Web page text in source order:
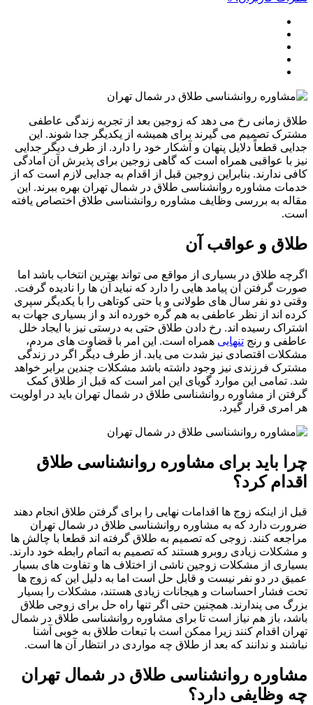
زمانی رخ می دهد که زوجین بعد از تجربه زندگی عاطفی
تصمیم می گیرند برای همیشه از یکدیگر جدا شوند. این
قطعاً دلایل پنهان و آشکار خود را دارد. از طرف دیگر جدایی
با عواقبی همراه است که گاهی زوجین برای پذیرش آن آمادگی
ندارند. بنابراین زوجین قبل از اقدام به جدایی لازم است که از
مشاوره روانشناسی طلاق در شمال تهران بهره ببرند. این
به بررسی وظایف مشاوره روانشناسی طلاق اختصاص یافته
و عواقب آن
طلاق در بسیاری از مواقع می تواند بهترین انتخاب باشد اما
گرفتن آن پیامد هایی را دارد که نباید آن ها را نادیده گرفت.
دو نفر سال های طولانی و یا حتی کوتاهی را با یکدیگر سپری
اند از نظر عاطفی به هم گره خورده اند و از بسیاری جهات به
رسیده اند. رخ دادن طلاق حتی به درستی نیز با ایجاد خلل
و رنجتنهاییهمراه است. این امر با قضاوت های مردم،
اقتصادی نیز شدت می یابد. از طرف دیگر اگر در زندگی
فرزندی نیز وجود داشته باشد مشکلات چندین برابر خواهد
این موارد گویای این امر است که قبل از طلاق کمک
از مشاوره روانشناسی طلاق در شمال تهران باید در اولویت
قرار گیرد.
باید برای مشاوره روانشناسی طلاق
کرد؟
اینکه زوج ها اقدامات نهایی را برای گرفتن طلاق انجام دهند
دارد که به مشاوره روانشناسی طلاق در شمال تهران
کنند. زوجی که تصمیم به طلاق گرفته اند قطعا با چالش ها
زیادی روبرو هستند که تصمیم به اتمام رابطه خود دارند.
از مشکلات زوجین ناشی از اختلاف ها و تفاوت های بسیار
در دو نفر نیست و قابل حل است اما به دلیل این که زوج ها
فشار احساسات و هیجانات زیادی هستند، مشکلات را بسیار
می پندارند. همچنین حتی اگر تنها راه حل برای زوجی طلاق
باز هم نیاز است تا برای مشاوره روانشناسی طلاق در شمال
اقدام کنند زیرا ممکن است با تبعات طلاق به خوبی آشنا
و ندانند که بعد از طلاق چه مواردی در انتظار آن ها است.
روانشناسی طلاق در شمال تهران
وظایفی دارد؟